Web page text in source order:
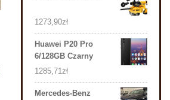
1273,90zł
Huawei P20 Pro
6/128GB Czarny
1285,71zł
Mercedes-Benz